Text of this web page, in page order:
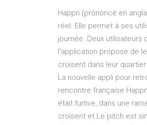
Happn (prononcé en
réel. Elle permet à ses
journée. Deux
l'application propose de
croisent dans leur
La nouvelle appli pour
rencontre française
était furtive, dans une
croisent et Le pitch est